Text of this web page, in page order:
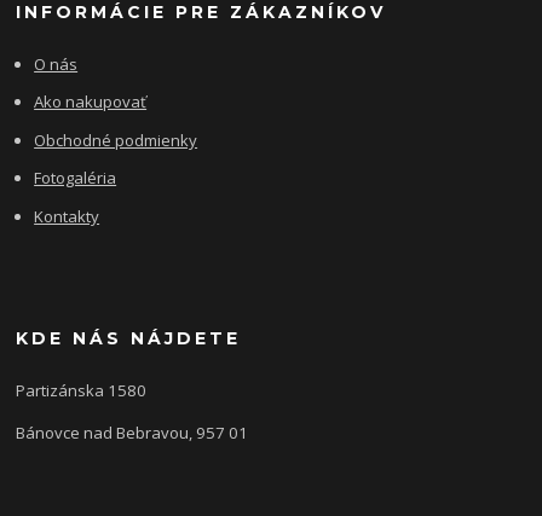
INFORMÁCIE PRE ZÁKAZNÍKOV
O nás
Ako nakupovať
Obchodné podmienky
Fotogaléria
Kontakty
KDE NÁS NÁJDETE
Partizánska 1580
Bánovce nad Bebravou, 957 01